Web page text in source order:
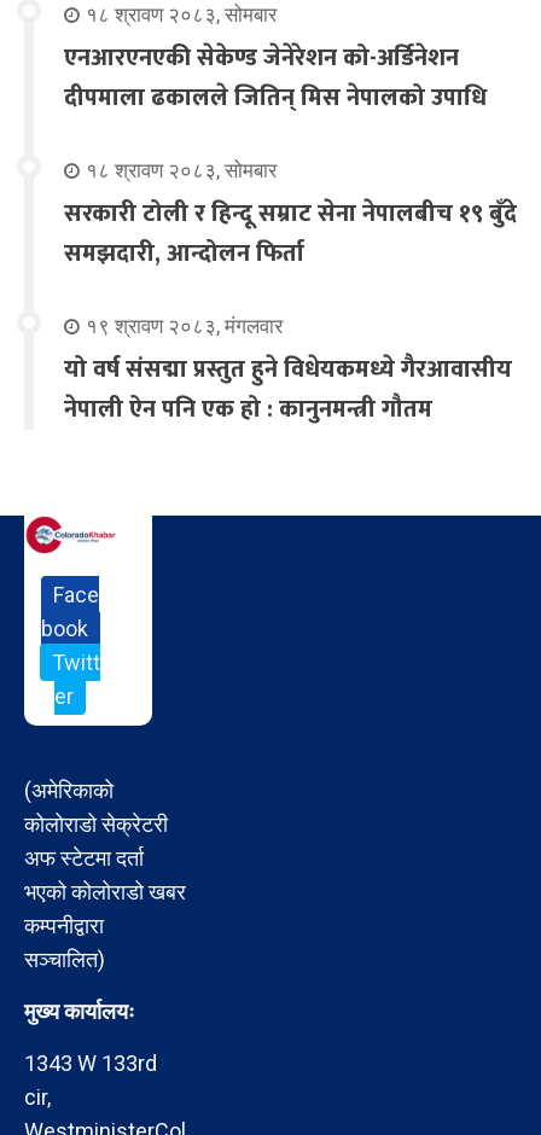
१८ श्रावण २०८३, सोमबार
एनआरएनएकी सेकेण्ड जेनेरेशन को-अर्डिनेशन
दीपमाला ढकालले जितिन् मिस नेपालको उपाधि
१८ श्रावण २०८३, सोमबार
सरकारी टोली र हिन्दू सम्राट सेना नेपालबीच १९ बुँदे
समझदारी, आन्दोलन फिर्ता
१९ श्रावण २०८३, मंगलवार
यो वर्ष संसद्मा प्रस्तुत हुने विधेयकमध्ये गैरआवासीय
नेपाली ऐन पनि एक हो : कानुनमन्त्री गौतम
Face
book
Twitt
er
(अमेरिकाको
कोलोराडो सेक्रेटरी
अफ स्टेटमा दर्ता
भएको कोलोराडो खबर
कम्पनीद्वारा
सञ्चालित)
मुख्य कार्यालयः
1343 W 133rd
cir,